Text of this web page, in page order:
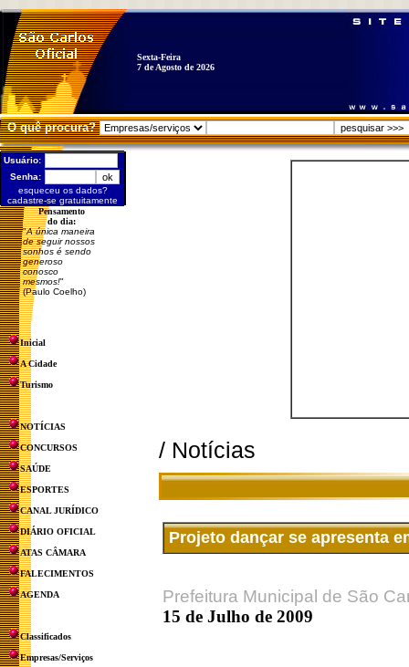
Sexta-Feira
7 de Agosto de 2026
O quê procura?
Usuário:
Senha:
esqueceu os dados?
cadastre-se gratuitamente
Pensamento
do dia:
"A única maneira
de seguir nossos
sonhos é sendo
generoso
conosco
mesmos!"
(Paulo Coelho)
Inicial
A Cidade
Turismo
NOTÍCIAS
CONCURSOS
SAÚDE
ESPORTES
CANAL JURÍDICO
DIÁRIO OFICIAL
ATAS CÂMARA
FALECIMENTOS
AGENDA
Classificados
Empresas/Serviços
/ Notícias
Projeto dançar se apresenta
Prefeitura Municipal de São
15 de Julho de 2009